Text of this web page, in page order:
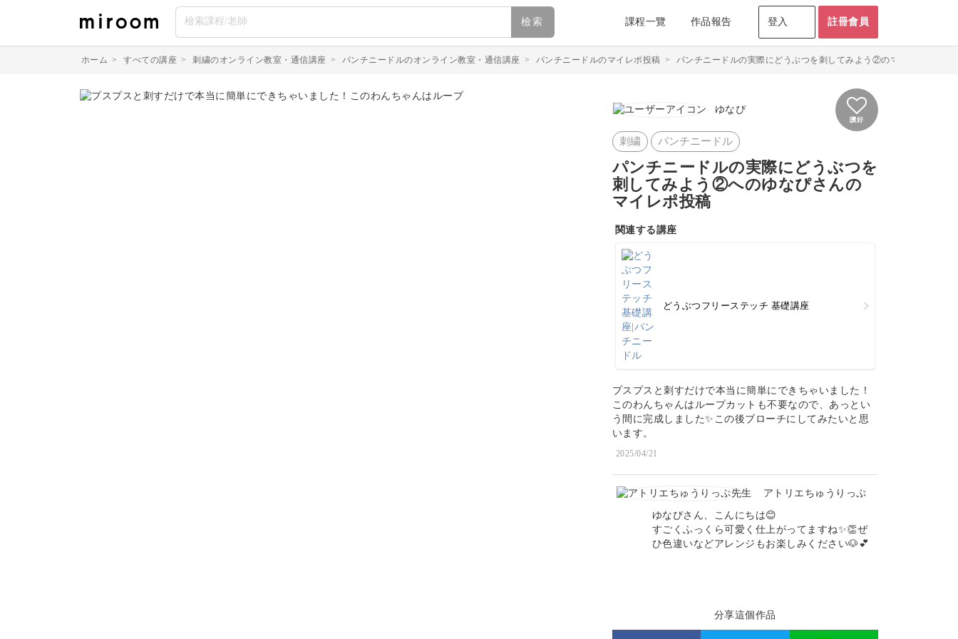
檢索 課程一覽 作品報告 登入 註冊會員
ホーム > すべての講座 > 刺繍のオンライン教室・通信講座 > パンチニードルのオンライン教室・通信講座 > パンチニードルのマイレポ投稿 > パンチニードルの実際にどうぶつを刺してみよう②のマイレポ投稿 by
ゆなぴ
讚好
刺繍 パンチニードル
パンチニードルの実際にどうぶつを
刺してみよう②へのゆなぴさんの
マイレポ投稿
関連する講座
どうぶつフリーステッチ 基礎講座
プスプスと刺すだけで本当に簡単にできちゃいました！
このわんちゃんはループカットも不要なので、あっとい
う間に完成しました✨この後ブローチにしてみたいと思
います。
2025/04/21
アトリエちゅうりっぷ
ゆなぴさん、こんにちは😊
すごくふっくら可愛く仕上がってますね✨👏ぜ
ひ色違いなどアレンジもお楽しみください🐶💕
分享這個作品